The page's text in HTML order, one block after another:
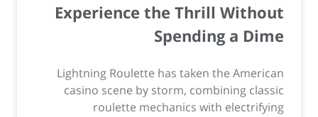
Experience the Thrill Without
Spending a Dime
Lightning Roulette has taken the American
casino scene by storm, combining classic
roulette mechanics with electrifying